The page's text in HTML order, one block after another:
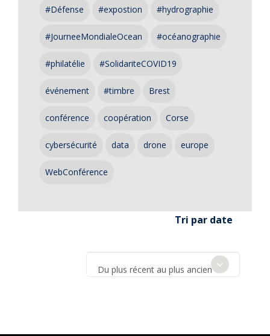
#Défense #expostion #hydrographie
#JourneeMondialeOcean #océanographie
#philatélie #SolidariteCOVID19
événement #timbre Brest
conférence coopération Corse
cybersécurité data drone europe
WebConférence
Tri par date
Du plus récent au plus ancien